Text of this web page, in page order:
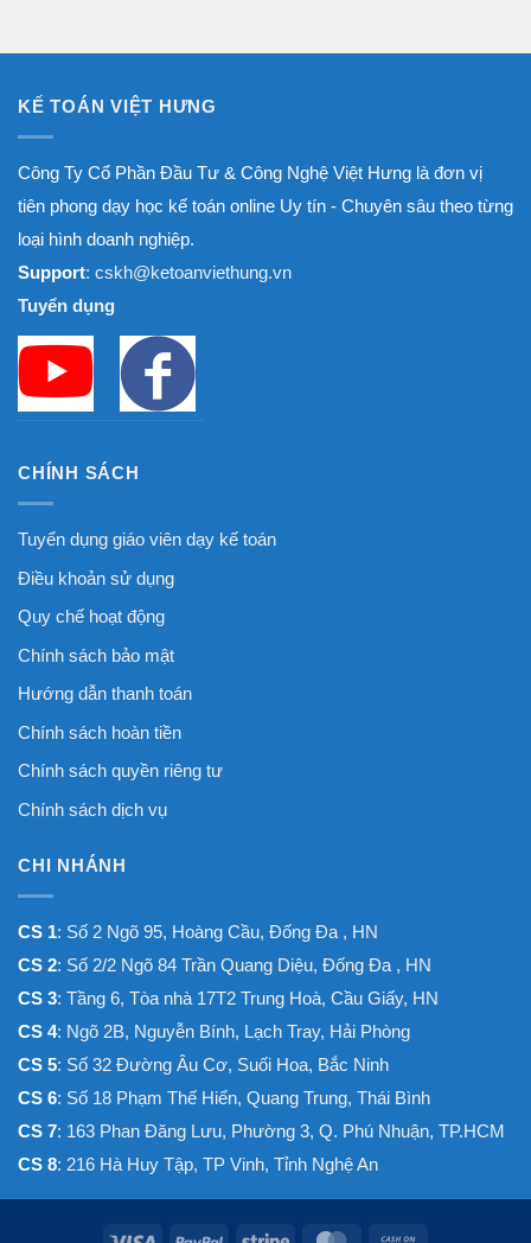
KẾ TOÁN VIỆT HƯNG
Công Ty Cổ Phần Đầu Tư & Công Nghệ Việt Hưng là đơn vị
tiên phong dạy học kế toán online Uy tín - Chuyên sâu theo từng
loại hình doanh nghiệp.
Support: cskh@ketoanviethung.vn
Tuyển dụng
CHÍNH SÁCH
Tuyển dụng giáo viên dạy kế toán
Điều khoản sử dụng
Quy chế hoạt động
Chính sách bảo mật
Hướng dẫn thanh toán
Chính sách hoàn tiền
Chính sách quyền riêng tư
Chính sách dịch vụ
CHI NHÁNH
CS 1: Số 2 Ngõ 95, Hoàng Cầu, Đống Đa , HN
CS 2: Số 2/2 Ngõ 84 Trần Quang Diệu, Đống Đa , HN
CS 3: Tầng 6, Tòa nhà 17T2 Trung Hoà, Cầu Giấy, HN
CS 4: Ngõ 2B, Nguyễn Bính, Lạch Tray, Hải Phòng
CS 5: Số 32 Đường Âu Cơ, Suối Hoa, Bắc Ninh
CS 6: Số 18 Phạm Thế Hiển, Quang Trung, Thái Bình
CS 7: 163 Phan Đăng Lưu, Phường 3, Q. Phú Nhuận, TP.HCM
CS 8: 216 Hà Huy Tập, TP Vinh, Tỉnh Nghệ An